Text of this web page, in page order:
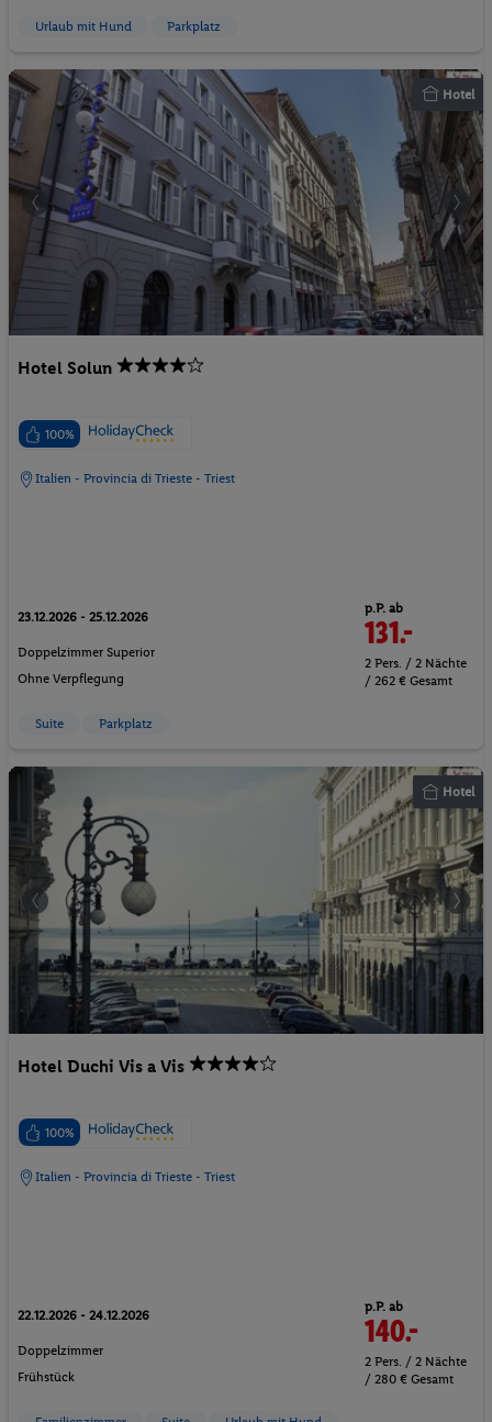
Urlaub mit Hund Parkplatz
Hotel
Hotel Solun
100%
Italien - Provincia di Trieste - Triest
23.12.2026 - 25.12.2026
Doppelzimmer Superior
Ohne Verpflegung
p.P. ab
131.-
2 Pers. / 2 Nächte
/ 262 € Gesamt
Suite Parkplatz
Hotel
Hotel Duchi Vis a Vis
100%
Italien - Provincia di Trieste - Triest
22.12.2026 - 24.12.2026
Doppelzimmer
Frühstück
p.P. ab
140.-
2 Pers. / 2 Nächte
/ 280 € Gesamt